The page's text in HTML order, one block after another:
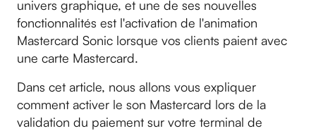
univers graphique, et une de ses nouvelles
fonctionnalités est l'activation de l'animation
Mastercard Sonic lorsque vos clients paient avec
une carte Mastercard.
Dans cet article, nous allons vous expliquer
comment activer le son Mastercard lors de la
validation du paiement sur votre terminal de